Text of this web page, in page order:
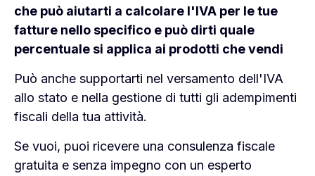
che può aiutarti a calcolare l'IVA per le tue
fatture nello specifico e può dirti quale
percentuale si applica ai prodotti che vendi
Può anche supportarti nel versamento dell'IVA
allo stato e nella gestione di tutti gli adempimenti
fiscali della tua attività.
Se vuoi, puoi ricevere una consulenza fiscale
gratuita e senza impegno con un esperto